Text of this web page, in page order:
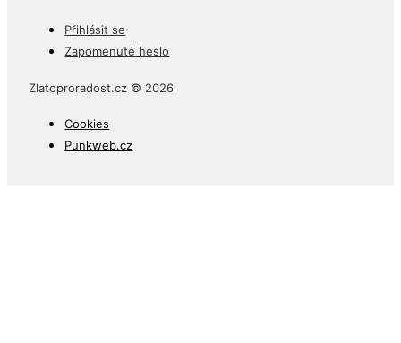
Přihlásit se
Zapomenuté heslo
Zlatoproradost.cz © 2026
Cookies
Punkweb.cz